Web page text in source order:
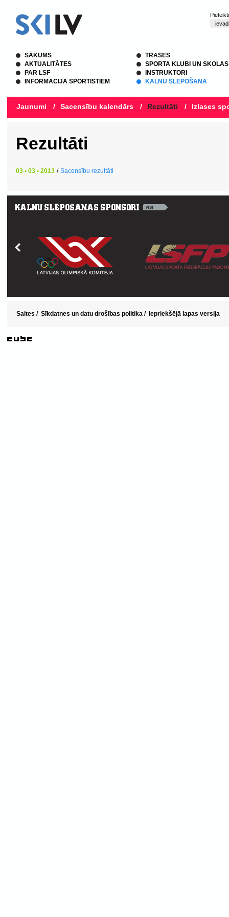
SĀKUMS
AKTUALITĀTES
PAR LSF
INFORMĀCIJA SPORTISTIEM
TRASES
SPORTA KLUBI UN SKOLAS
INSTRUKTORI
KALNU SLĒPOŠANA
Jaunumi / Sacensību kalendārs / Rezultāti / Izlases
Rezultāti
03 • 03 • 2013 / Sacensību rezultāti
Saites / Sīkdatnes un datu drošības politika / Iepriekšējā lapas versija